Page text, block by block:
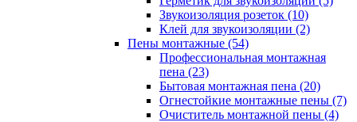
Звукоизоляция розеток (10)
Клей для звукоизоляции (2)
Пены монтажные (54)
Профессиональная монтажная
пена (23)
Бытовая монтажная пена (20)
Огнестойкие монтажные пены (7)
Очиститель монтажной пены (4)